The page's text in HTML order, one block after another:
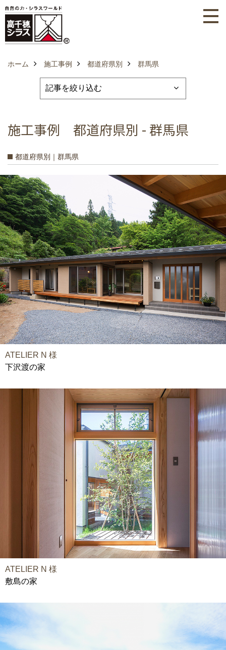
ホーム 施工事例 都道府県別 群馬県
施工事例 都道府県別 - 群馬県
都道府県別｜群馬県
ATELIER N 様
下沢渡の家
ATELIER N 様
敷島の家